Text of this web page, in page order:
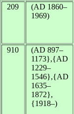
209
(AD 1860–
1969)
910
(AD 897–
1173},{AD
1229–
1546},{AD
1635–
1872},
{1918–)